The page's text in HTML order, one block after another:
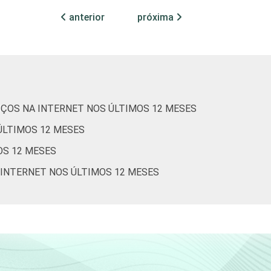
0
0 0
0 0
anterior próxima
NA INTERNET NOS ÚLTIMOS 12 MESES
12 MESES
12 MESES
NOS ÚLTIMOS 12 MESES